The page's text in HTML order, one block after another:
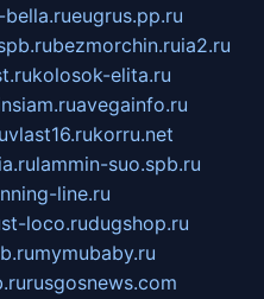
eugrus.pp.ru
bezmorchin.ruia2.ru
kolosok-elita.ru
avegainfo.ru
vlast16.rukorru.net
lammin-suo.spb.ru
line.ru
loco.rudugshop.ru
mymubaby.ru
rusgosnews.com